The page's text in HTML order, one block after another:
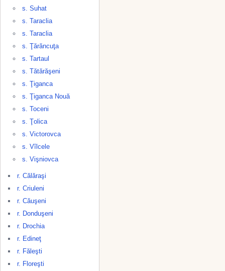
s. Suhat
s. Taraclia
s. Taraclia
s. Ţărăncuţa
s. Tartaul
s. Tătărăşeni
s. Ţiganca
s. Ţiganca Nouă
s. Toceni
s. Ţolica
s. Victorovca
s. Vîlcele
s. Vişniovca
r. Călăraşi
r. Criuleni
r. Căuşeni
r. Donduşeni
r. Drochia
r. Edineţ
r. Făleşti
r. Floreşti